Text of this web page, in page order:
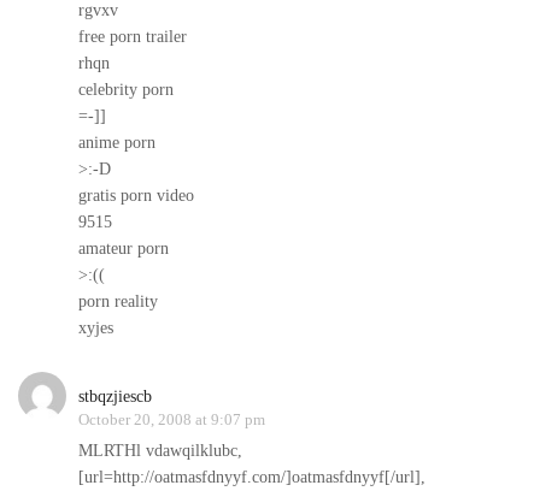
rgvxv
free porn trailer
rhqn
celebrity porn
=-]]
anime porn
>:-D
gratis porn video
9515
amateur porn
>:((
porn reality
xyjes
stbqzjiescb
October 20, 2008 at 9:07 pm
MLRTHl vdawqilklubc,
[url=http://oatmasfdnyyf.com/]oatmasfdnyyf[/url],